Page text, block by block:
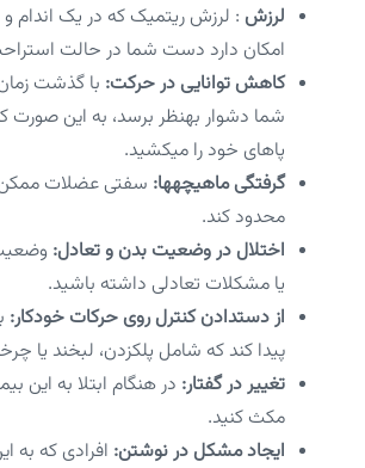
لرزش : لرزش ریتمیک که در یک اندام
امکان دارد دست شما در حالت
کاهش توانایی در حرکت: با گذشت
شما دشوار به­نظر برسد، به این
پاهای خود را می­کشید.
گرفتگی ماهیچه­ها: سفتی عضلات ممکن
محدود کند.
اختلال در وضعیت بدن و تعادل:
یا مشکلات تعادلی داشته باشید.
از دست­دادن کنترل روی حرکات خودکار:
پیدا کند که شامل پلک­زدن، لبخند یا
تغییر در گفتار: در هنگام ابتلا به این
مکث کنید.
ایجاد مشکل در نوشتن: افرادی که به